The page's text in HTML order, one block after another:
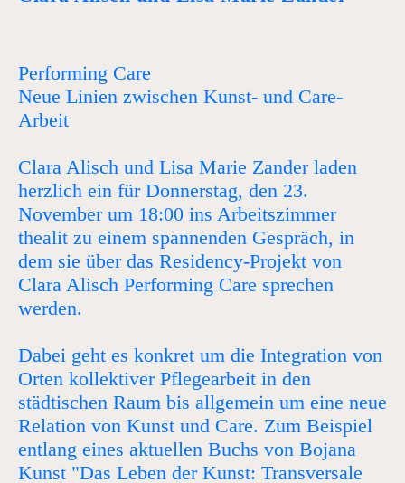
Performing Care
Neue Linien zwischen Kunst- und Care-
Arbeit
Clara Alisch und Lisa Marie Zander laden
herzlich ein für Donnerstag, den 23.
November um 18:00 ins Arbeitszimmer
thealit zu einem spannenden Gespräch, in
dem sie über das Residency-Projekt von
Clara Alisch Performing Care sprechen
werden.
Dabei geht es konkret um die Integration von
Orten kollektiver Pflegearbeit in den
städtischen Raum bis allgemein um eine neue
Relation von Kunst und Care. Zum Beispiel
entlang eines aktuellen Buchs von Bojana
Kunst "Das Leben der Kunst: Transversale